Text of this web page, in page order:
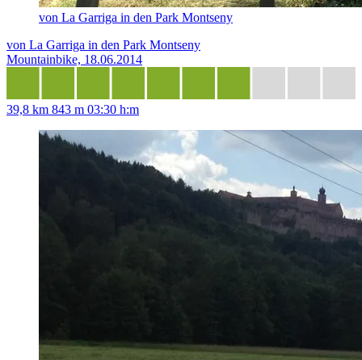
von La Garriga in den Park Montseny
von La Garriga in den Park Montseny
Mountainbike, 18.06.2014
39,8 km 843 m 03:30 h:m